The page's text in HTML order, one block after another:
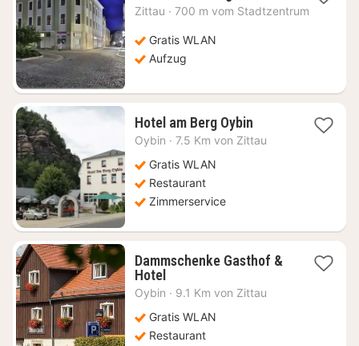
Nacht
Zittau · 700 m vom Stadtzentrum
Gratis WLAN
Aufzug
Hotel am Berg Oybin1
Nacht
Oybin · 7.5 Km von Zittau
Gratis WLAN
Restaurant
Zimmerservice
Dammschenke Gasthof &
Hotel1
Nacht
103,64
€
Oybin · 9.1 Km von Zittau
Gratis WLAN
Restaurant